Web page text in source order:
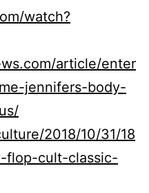
watch?
article/enter
jennifers-body-
2018/10/31/18
flop-cult-classic-